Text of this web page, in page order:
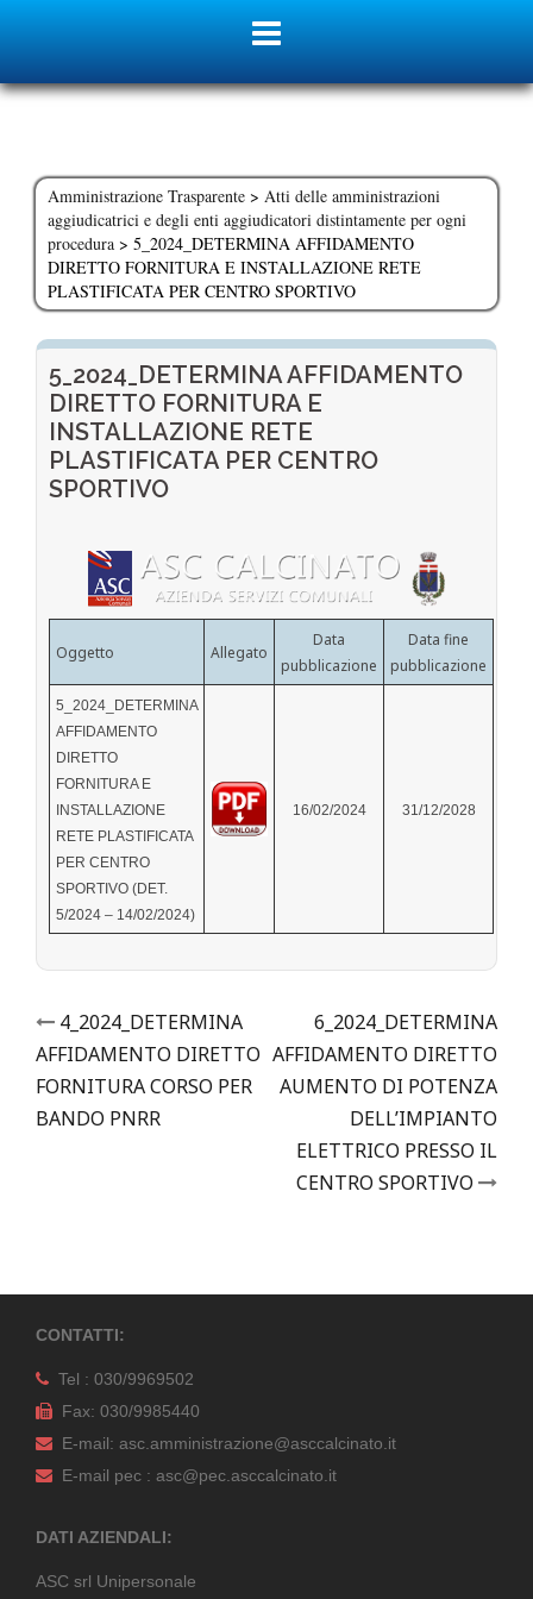
content
Amministrazione Trasparente > Atti delle amministrazioni
aggiudicatrici e degli enti aggiudicatori distintamente per ogni
procedura > 5_2024_DETERMINA AFFIDAMENTO
DIRETTO FORNITURA E INSTALLAZIONE RETE
PLASTIFICATA PER CENTRO SPORTIVO
5_2024_DETERMINA AFFIDAMENTO
DIRETTO FORNITURA E
INSTALLAZIONE RETE
PLASTIFICATA PER CENTRO
SPORTIVO
Oggetto Allegato
Data
pubblicazione
Data fine
pubblicazione
5_2024_DETERMINA
AFFIDAMENTO
DIRETTO
FORNITURA E
INSTALLAZIONE
RETE PLASTIFICATA
PER CENTRO
SPORTIVO (DET.
5/2024 – 14/02/2024)
16/02/2024 31/12/2028
Post
navigation
4_2024_DETERMINA
AFFIDAMENTO DIRETTO
FORNITURA CORSO PER
BANDO PNRR
6_2024_DETERMINA
AFFIDAMENTO DIRETTO
AUMENTO DI POTENZA
DELL’IMPIANTO
ELETTRICO PRESSO IL
CENTRO SPORTIVO
CONTATTI:
Tel : 030/9969502
Fax: 030/9985440
E-mail: asc.amministrazione@asccalcinato.it
E-mail pec : asc@pec.asccalcinato.it
DATI AZIENDALI:
ASC srl Unipersonale